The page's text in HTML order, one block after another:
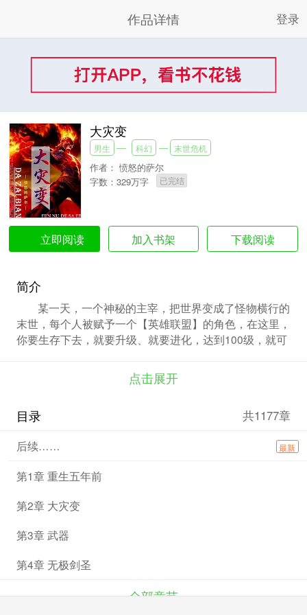
作品详情 登录
大灾变
男生 科幻 末世危机
作者： 愤怒的萨尔
字数：329万字
已完结
立即阅读 加入书架 下载阅读
简介
某一天，一个神秘的主宰，把世界变成了怪物横行的
末世，每个人被赋予一个【英雄联盟】的角色，在这里，
你要生存下去，就要升级、就要进化，达到100级，就可
97级的时候不幸死亡，却重生回五年前大灾变爆发之
时。这一世，他要弥补一切遗憾，让自己所有的亲人，都
点击展开
目录 共1177章
后续…… 最新
第1章 重生五年前
第2章 大灾变
第3章 武器
第4章 无极剑圣
全部章节